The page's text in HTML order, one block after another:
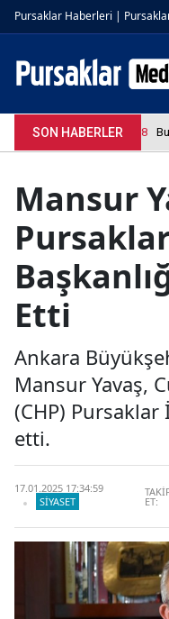
Pursaklar Haberleri |
SON HABERLER
4.04.2026 12:36:08
Mansur
Etti
Ankara
Mansur Yavaş,
(CHP) Pursaklar
etti.
17.01.2025 17:34:59
SIYASET
ET: